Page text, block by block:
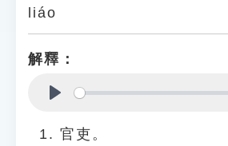
liáo
解釋：
官吏。